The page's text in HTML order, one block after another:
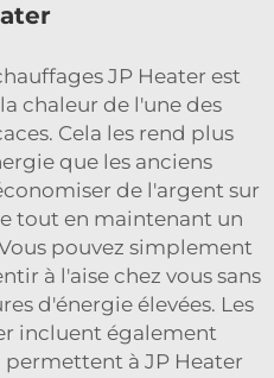
JP Heater est
chaleur de l'une des
Cela les rend plus
que les anciens
de l'argent sur
tout en maintenant un
pouvez simplement
à l'aise chez vous sans
d'énergie élevées. Les
incluent également
à JP Heater